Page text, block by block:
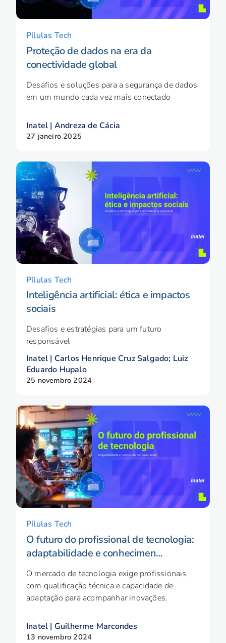
Pílulas Tech
Proteção de dados na era da
conectividade global
Desafios e soluções para a segurança de dados
em um mundo cada vez mais conectado
Inatel | Andreza de Cácia
27 janeiro 2025
Pílulas Tech
Inteligência artificial: ética e impactos
sociais
Desafios e estratégias para um futuro
responsável
Inatel | Carlos Henrique Cruz Salgado; Luiz
Eduardo Hupalo
25 novembro 2024
Pílulas Tech
O futuro do profissional de tecnologia:
adaptabilidade e conhecimen...
O mercado de tecnologia exige profissionais
com qualificação técnica e capacidade de
adaptação para acompanhar inovações.
Inatel | Guilherme Marcondes
13 novembro 2024